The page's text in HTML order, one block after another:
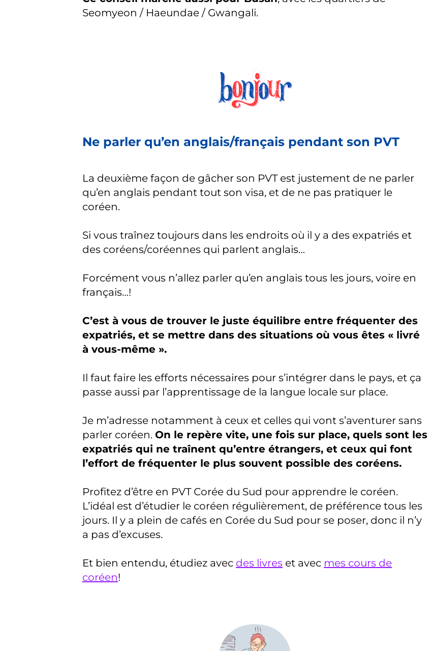
Seomyeon / Haeundae / Gwangali.
Ne parler qu’en anglais/français pendant son PVT
La deuxième façon de gâcher son PVT est justement de ne parler
qu’en anglais pendant tout son visa, et de ne pas pratiquer le
coréen.
Si vous traînez toujours dans les endroits où il y a des expatriés et
des coréens/coréennes qui parlent anglais…
Forcément vous n’allez parler qu’en anglais tous les jours, voire en
français…!
C’est à vous de trouver le juste équilibre entre fréquenter des
expatriés, et se mettre dans des situations où vous êtes « livré
à vous-même ».
Il faut faire les efforts nécessaires pour s’intégrer dans le pays, et ça
passe aussi par l’apprentissage de la langue locale sur place.
Je m’adresse notamment à ceux et celles qui vont s’aventurer sans
parler coréen. On le repère vite, une fois sur place, quels sont les
expatriés qui ne traînent qu’entre étrangers, et ceux qui font
l’effort de fréquenter le plus souvent possible des coréens.
Profitez d’être en PVT Corée du Sud pour apprendre le coréen.
L’idéal est d’étudier le coréen régulièrement, de préférence tous les
jours. Il y a plein de cafés en Corée du Sud pour se poser, donc il n’y
a pas d’excuses.
Et bien entendu, étudiez avec des livres et avec mes cours de
coréen!